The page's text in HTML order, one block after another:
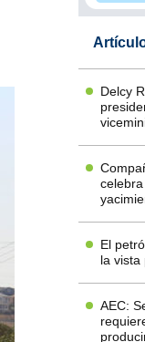
Delcy
El
la vista
AEC: